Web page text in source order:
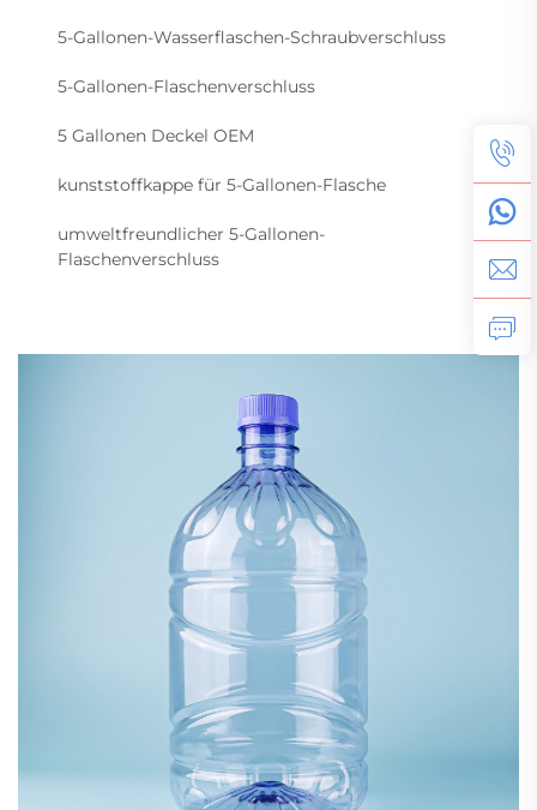
5-Gallonen-Wasserflaschen-Schraubverschluss
5-Gallonen-Flaschenverschluss
5 Gallonen Deckel OEM
kunststoffkappe für 5-Gallonen-Flasche
umweltfreundlicher 5-Gallonen-
Flaschenverschluss